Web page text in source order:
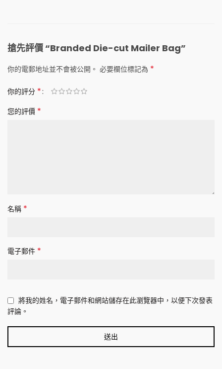
搶先評價 “Branded Die-cut Mailer Bag”
你的電郵地址並不會被公開。 必要欄位標記為 *
你的評分 *
您的評價 *
名稱 *
電子郵件 *
將我的姓名，電子郵件和網站儲存在此瀏覽器中，以便下次發表
評論。